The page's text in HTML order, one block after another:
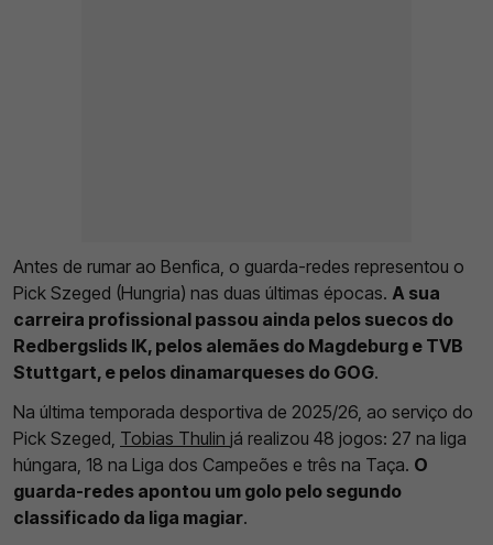
Antes de rumar ao Benfica, o guarda-redes representou o
Pick Szeged (Hungria) nas duas últimas épocas. A sua
carreira profissional passou ainda pelos suecos do
Redbergslids IK, pelos alemães do Magdeburg e TVB
Stuttgart, e pelos dinamarqueses do GOG.
Na última temporada desportiva de 2025/26, ao serviço do
Pick Szeged, Tobias Thulin já realizou 48 jogos: 27 na liga
húngara, 18 na Liga dos Campeões e três na Taça. O
guarda-redes apontou um golo pelo segundo
classificado da liga magiar.